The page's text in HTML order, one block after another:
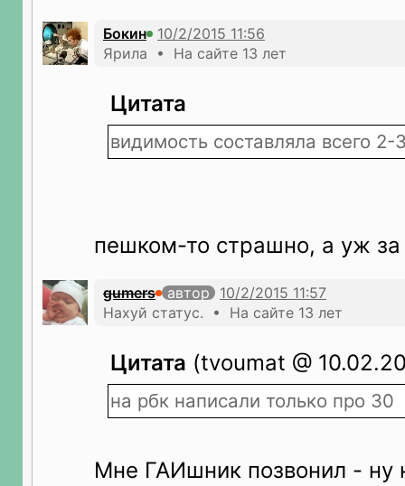
Бокин
Ярила • На сайте 13 лет
Цитата
видимость составляла всего 2-
пешком-то страшно, а уж
gumers
автор
Нахуй статус. • На сайте 13 лет
Цитата (tvoumat @
на рбк написали только про 30
Мне ГАИшник позвонил - ну